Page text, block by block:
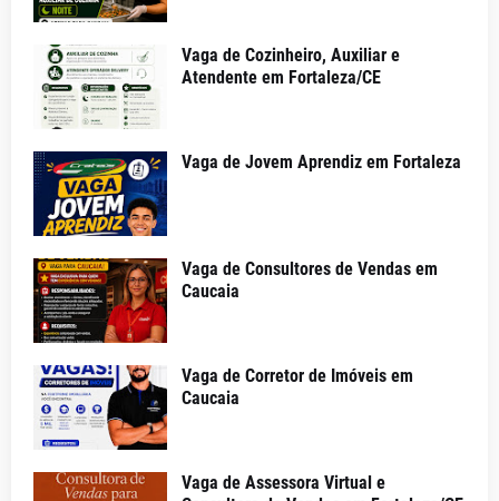
Vaga de Cozinheiro, Auxiliar e
Atendente em Fortaleza/CE
Vaga de Jovem Aprendiz em Fortaleza
Vaga de Consultores de Vendas em
Caucaia
Vaga de Corretor de Imóveis em
Caucaia
Vaga de Assessora Virtual e